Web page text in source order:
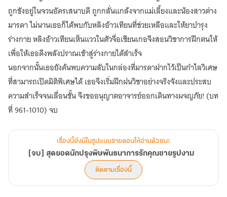
รูป
งาม
ถูกขังอยู่ในจวนอัครเสนาบดี ถูกกลั่นแกล้งจากแม่เลี้ยงและน้องสาวต่าง
มารดา ไม่นานเธอก็ได้พบกับหลิงอ้าวเทียนที่ช่วยเหลือและให้ยาบำรุง
ร่างกาย หลิงอ้าวเทียนเห็นแววในตัวจื่อเชียนเกอจึงสอนวิชาการฝึกตนให้
เพื่อให้เธอดึงพลังปราณเข้าสู่ร่างกายได้สำเร็จ
นอกจากนั้นเธอยังค้นพบความลับในกล่องที่มารดาฝากไว้เป็นกำไลวิเศษ
ที่สามารถเปิดมิติพิเศษได้ เธอจึงเริ่มฝึกฝนวิชาอย่างจริงจังและประสบ
ความสำเร็จจนเลื่อนขั้น จึงขออนุญาตอาจารย์ออกเดินทางผจญภัย! (บท
ที่ 961-1010) จบ
เรื่องนี้ยังมีในรูปแบบรายตอนให้อ่านด้วยนะ
[จบ] สุดยอดนักปรุงพิษพันธนาการรักคุณชายรูปงาม
ติดตามเรื่องนี้